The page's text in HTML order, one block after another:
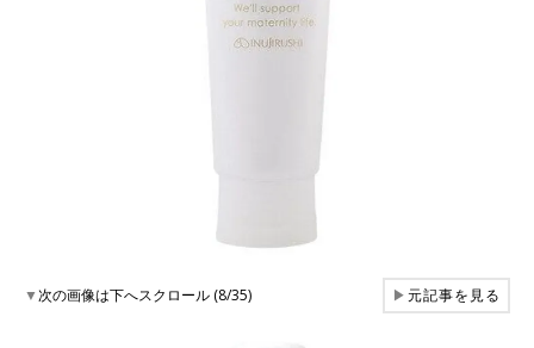
▼次の画像は下へスクロール (8/35) ▶元記事を見る